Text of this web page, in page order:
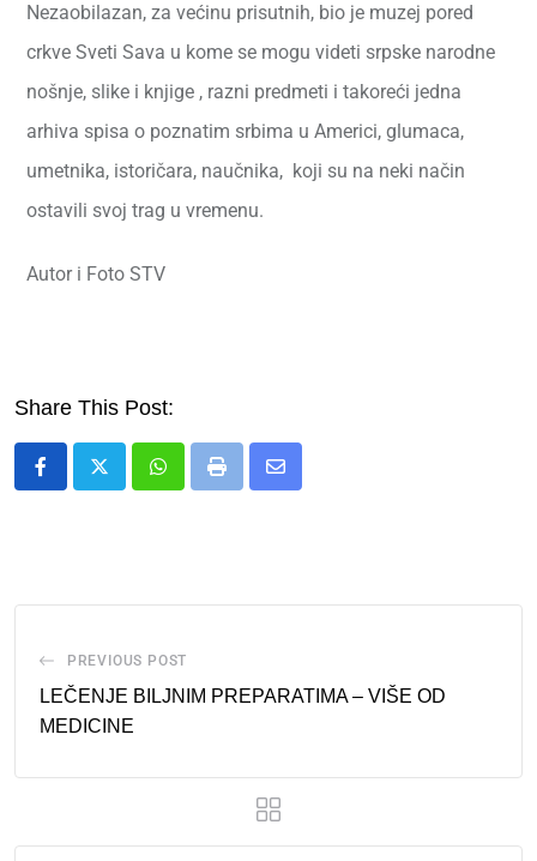
Nezaobilazan, za većinu prisutnih, bio je muzej pored
crkve Sveti Sava u kome se mogu videti srpske narodne
nošnje, slike i knjige , razni predmeti i takoreći jedna
arhiva spisa o poznatim srbima u Americi, glumaca,
umetnika, istoričara, naučnika, koji su na neki način
ostavili svoj trag u vremenu.
Autor i Foto STV
Share This Post:
PREVIOUS POST
LEČENJE BILJNIM PREPARATIMA – VIŠE OD
MEDICINE